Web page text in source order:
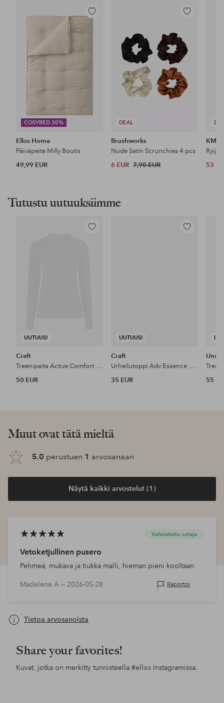
COSYBED 30%
Lisää
Ellos Home
Päiväpeite Milly Boutis
49,99 EUR
DEAL
Lisää
Brushworks
Nude Satin Scrunchies 4 pcs
6 EUR 7,90 EUR
KM
53
Tutustu uutuuksiimme
UUTUUS!
Lisää
Craft
Treenipaita Active Comfort LS 2 W
50 EUR
UUTUUS!
Lisää
Craft
Urheilutoppi Adv Essence LS Tee 2 W
35 EUR
55
Muut ovat tätä mieltä
5.0 perustuen 1 arvosanaan
Näytä kaikki arvostelut (1)
Vahvistettu ostaja
Vetoketjullinen pusero
Pehmeä, mukava ja tiukka malli, hieman pieni kooltaan
Madelene A — 2026-05-28 Raportoi
Tietoa arvosanoista
Share your favorites!
Kuvat, jotka on merkitty tunnisteella #ellos Instagramissa.